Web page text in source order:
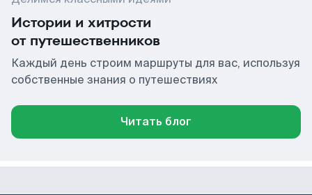
Истории и хитрости
от путешественников
Каждый день строим маршруты для вас, используя
собственные знания о путешествиях
Читать блог